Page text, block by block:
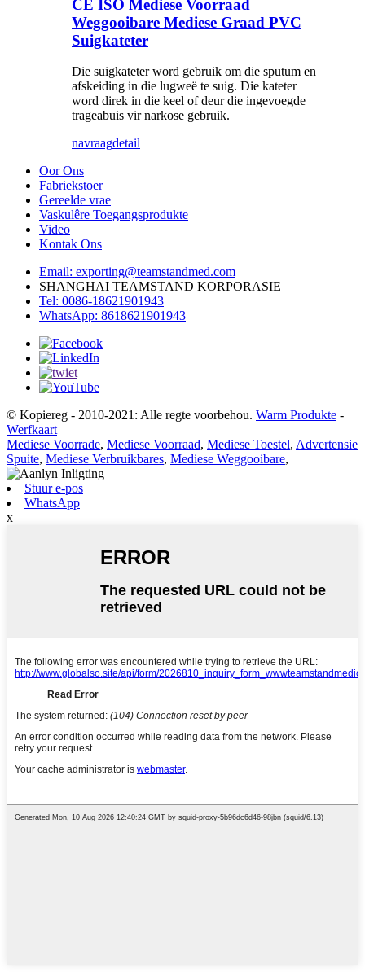
CE ISO Mediese Voorraad
Weggooibare Mediese Graad PVC
Suigkateter
Die suigkateter word gebruik om die sputum en
afskeiding in die lugweë te suig. Die kateter
word direk in die keel of deur die ingevoegde
trageabuis vir narkose gebruik.
navraagdetail
Oor Ons
Fabriekstoer
Gereelde vrae
Vaskulêre Toegangsprodukte
Video
Kontak Ons
Email: exporting@teamstandmed.com
SHANGHAI TEAMSTAND KORPORASIE
Tel: 0086-18621901943
WhatsApp: 8618621901943
© Kopiereg - 2010-2021: Alle regte voorbehou. Warm Produkte -
Werfkaart
Mediese Voorrade, Mediese Voorraad, Mediese Toestel, Advertensie
Spuite, Mediese Verbruikbares, Mediese Weggooibare,
Stuur e-pos
WhatsApp
x